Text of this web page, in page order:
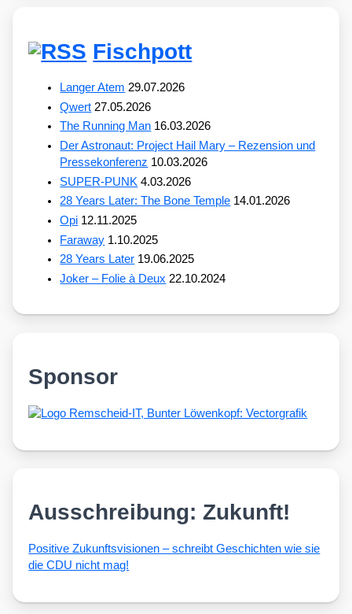
Fischpott
Langer Atem 29.07.2026
Qwert 27.05.2026
The Running Man 16.03.2026
Der Astronaut: Project Hail Mary – Rezension und
Pressekonferenz 10.03.2026
SUPER-PUNK 4.03.2026
28 Years Later: The Bone Temple 14.01.2026
Opi 12.11.2025
Faraway 1.10.2025
28 Years Later 19.06.2025
Joker – Folie à Deux 22.10.2024
Sponsor
Ausschreibung: Zukunft!
Posi­ti­ve Zukunfts­vi­sio­nen – schreibt Geschich­ten wie sie
die CDU nicht mag!